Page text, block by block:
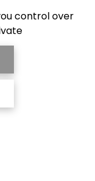
control over